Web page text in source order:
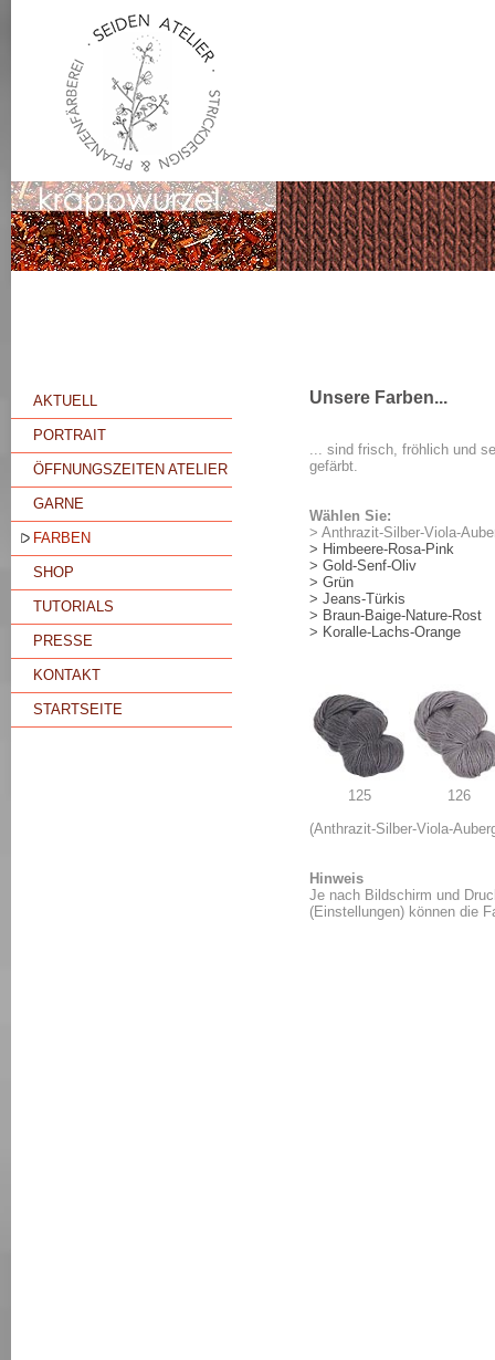
AKTUELL
PORTRAIT
ÖFFNUNGSZEITEN ATELIER
GARNE
FARBEN
SHOP
TUTORIALS
PRESSE
KONTAKT
STARTSEITE
Unsere Farben...
... sind frisch, fröhlich und
gefärbt.
Wählen Sie:
> Anthrazit-Silber-Viola-
> Himbeere-Rosa-Pink
> Gold-Senf-Oliv
> Grün
> Jeans-Türkis
> Braun-Baige-Nature-Rost
> Koralle-Lachs-Orange
125
126
(Anthrazit-Silber-Viola-
Hinweis
Je nach Bildschirm und
(Einstellungen) können die